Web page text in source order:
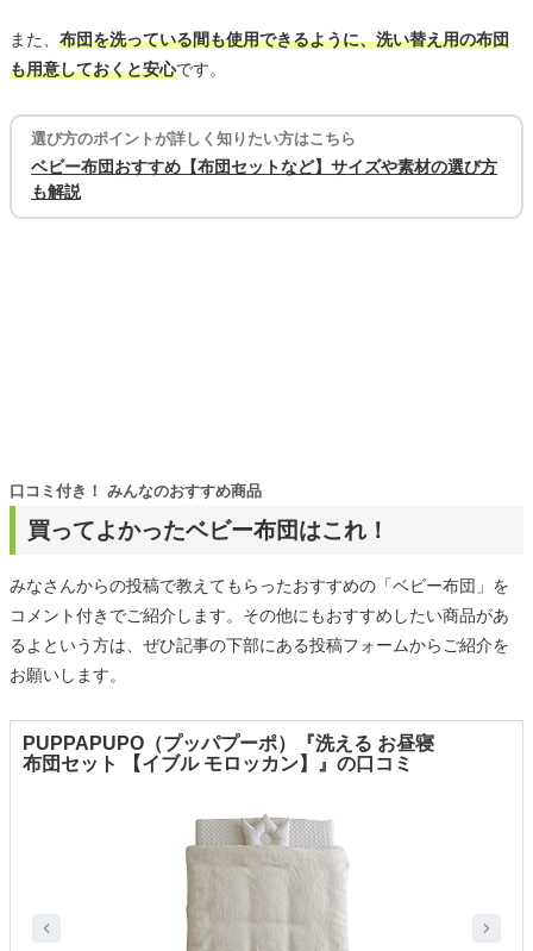
また、 布団を洗っている間も使用できるように、洗い替え用の布団
も用意しておくと安心です。
選び方のポイントが詳しく知りたい方はこちら
ベビー布団おすすめ【布団セットなど】サイズや素材の選び方
も解説
買ってよかったベビー布団はこれ！
口コミ付き！ みんなのおすすめ商品
みなさんからの投稿で教えてもらったおすすめの「ベビー布団」を
コメント付きでご紹介します。その他にもおすすめしたい商品があ
るよという方は、ぜひ記事の下部にある投稿フォームからご紹介を
お願いします。
PUPPAPUPO（プッパプーポ）『洗える お昼寝
布団セット 【イブル モロッカン】』の口コミ